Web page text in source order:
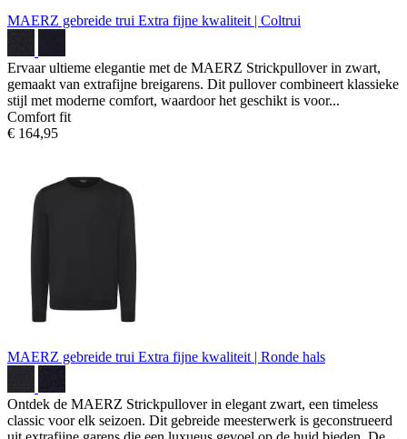
MAERZ gebreide trui Extra fijne kwaliteit | Coltrui
Ervaar ultieme elegantie met de MAERZ Strickpullover in zwart,
gemaakt van extrafijne breigarens. Dit pullover combineert klassieke
stijl met moderne comfort, waardoor het geschikt is voor...
Comfort fit
€ 164,95
MAERZ gebreide trui Extra fijne kwaliteit | Ronde hals
Ontdek de MAERZ Strickpullover in elegant zwart, een timeless
classic voor elk seizoen. Dit gebreide meesterwerk is geconstrueerd